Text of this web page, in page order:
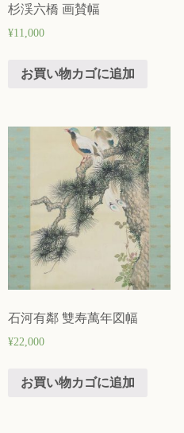
杉渓六橋 画賛幅
¥11,000
お買い物カゴに追加
石河有鄰 雙寿萬年図幅
¥22,000
お買い物カゴに追加